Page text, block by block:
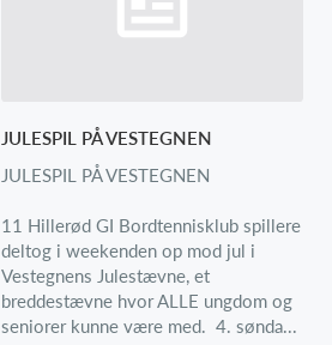
JULESPIL PÅ VESTEGNEN​​
JULESPIL PÅ VESTEGNEN
11 Hillerød GI Bordtennisklub spillere
deltog i weekenden op mod jul i
Vestegnens Julestævne, et
breddestævne hvor ALLE ungdom og
seniorer kunne være med. 4. sønda...